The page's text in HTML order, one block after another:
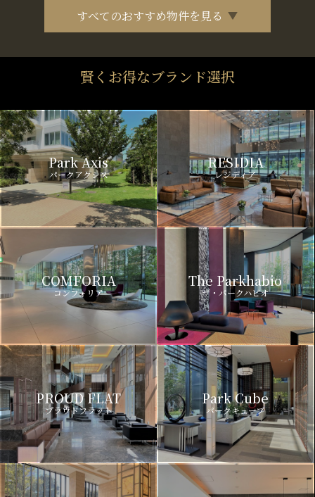
すべてのおすすめ物件を見る
賢くお得なブランド選択
Park Axis
パークアクシス
RESIDIA
レジディア
COMFORIA
コンフォリア
The Parkhabio
ザ・パークハビオ
PROUD FLAT
プラウドフラット
Park Cube
パークキューブ